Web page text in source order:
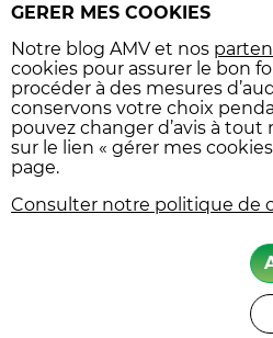
choisissent cette option
peuvent ultérieurement
passer au permis A
avec une formation de 7
heures.
Permis B et équivalences
pour les deux-roues
Les détenteurs du permis
conduire des scooters de
cm³ ou des tricycles jusqu’à
GERER MES COOKIES
Notre blog AMV et nos
cookies pour assurer le bon
procéder à des mesures
conservons votre choix
pouvez changer d’avis à
sur le lien « gérer mes
page.
Consulter notre politique de